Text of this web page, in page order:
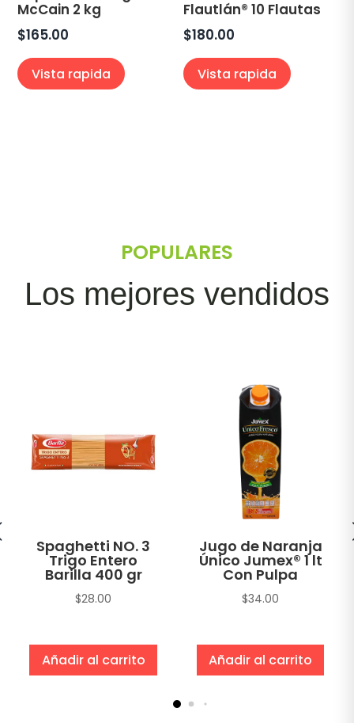
McCain 2 kg
$165.00
Vista rapida
Flautlán® 10 Flautas
$180.00
Vista rapida
POPULARES
Los mejores vendidos
Spaghetti NO. 3
Trigo Entero
Barilla 400 gr
$28.00
Añadir al carrito
Jugo de Naranja
Único Jumex® 1 lt
Con Pulpa
$34.00
Añadir al carrito